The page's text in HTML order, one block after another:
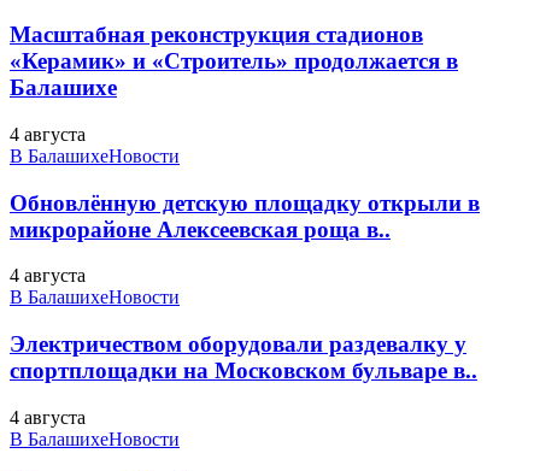
Масштабная реконструкция стадионов
«Керамик» и «Строитель» продолжается в
Балашихе
4 августа
В БалашихеНовости
Обновлённую детскую площадку открыли в
микрорайоне Алексеевская роща в..
4 августа
В БалашихеНовости
Электричеством оборудовали раздевалку у
спортплощадки на Московском бульваре в..
4 августа
В БалашихеНовости